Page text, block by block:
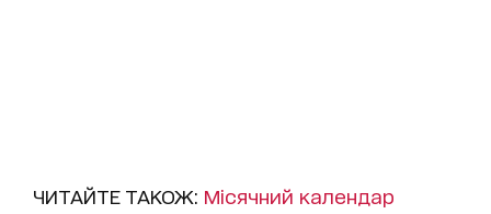
ЧИТАЙТЕ ТАКОЖ: Місячний календар